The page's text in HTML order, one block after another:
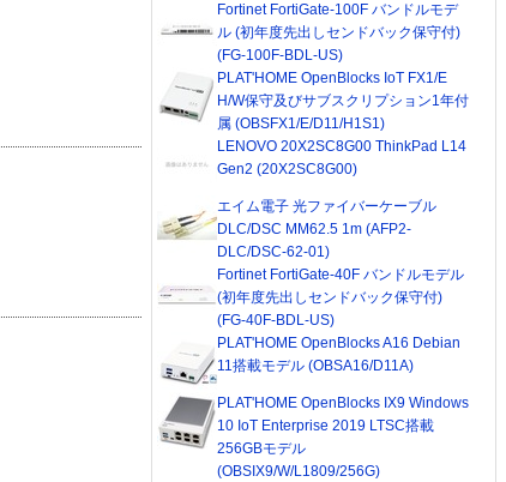
Fortinet FortiGate-100F バンドルモデ
ル (初年度先出しセンドバック保守付)
(FG-100F-BDL-US)
PLAT'HOME OpenBlocks IoT FX1/E
H/W保守及びサブスクリプション1年付
属 (OBSFX1/E/D11/H1S1)
LENOVO 20X2SC8G00 ThinkPad L14
Gen2 (20X2SC8G00)
エイム電子 光ファイバーケーブル
DLC/DSC MM62.5 1m (AFP2-
DLC/DSC-62-01)
Fortinet FortiGate-40F バンドルモデル
(初年度先出しセンドバック保守付)
(FG-40F-BDL-US)
PLAT'HOME OpenBlocks A16 Debian
11搭載モデル (OBSA16/D11A)
PLAT'HOME OpenBlocks IX9 Windows
10 IoT Enterprise 2019 LTSC搭載
256GBモデル
(OBSIX9/W/L1809/256G)